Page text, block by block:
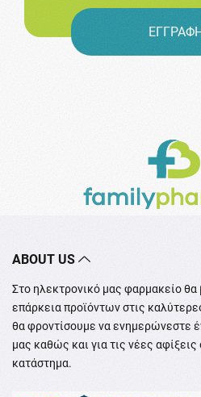
ABOUT US
Στο ηλεκτρονικό μας φαρμακείο θα
επάρκεια προϊόντων στις
θα φροντίσουμε να ενημερώνεστε
μας καθώς και για τις νέες
κατάστημα.